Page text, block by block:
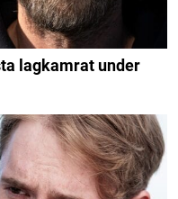
lagkamrat under